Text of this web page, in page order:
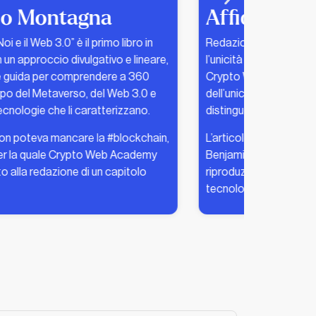
Blog
dell’articolo “Blockchain: la via per
digitale?” per il Blog di Affidaty in cui
Web Academy ha discusso la tematica
digitale nella blockchain,
dalla scarsità digitale.
si riferisce al saggio di Walter
del 1936, mettendo in luce come la
artistica sia cambiata con la